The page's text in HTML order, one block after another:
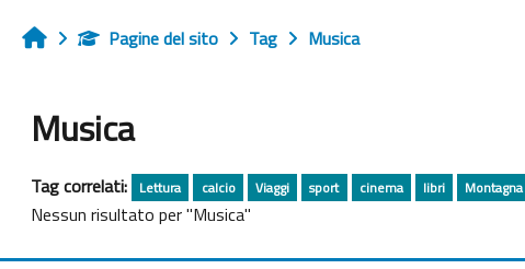
HomePagine del sito Tag Musica
Musica
Tag correlati: Lettura calcio Viaggi sport cinema libri Montagna
Nessun risultato per "Musica"